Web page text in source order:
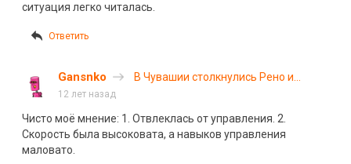
ситуация легко читалась.
Ответить
Gansnko
В Чувашии столкнулись Рено и
12 лет назад
Чисто моё мнение: 1. Отвлеклась от управления. 2.
Скорость была высоковата, а навыков управления
маловато.